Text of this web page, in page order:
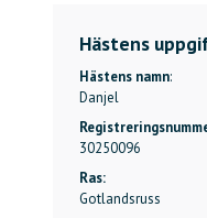
Hästens
Hästens namn:
Danjel
30250096
Ras:
Gotlandsruss